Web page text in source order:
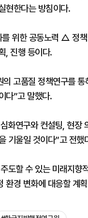
현한다는 방침이다.
위한 공동노력 △ 정
, 진행 등이다.
고품질 정책연구를
다”고 말했다.
화연구와 컨설팅, 현장
기울일 것이다”고 전했
도할 수 있는 미래지향
환경 변화에 대응할 계